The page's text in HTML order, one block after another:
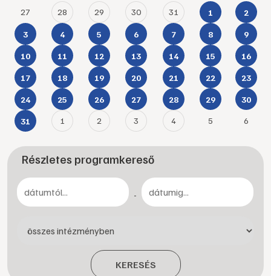
27 28 29 30 31 1 2
3 4 5 6 7 8 9
10 11 12 13 14 15 16
17 18 19 20 21 22 23
24 25 26 27 28 29 30
31 1 2 3 4 5 6
Részletes programkereső
-
KERESÉS